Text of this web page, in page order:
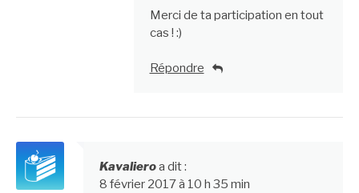
Merci de ta participation en tout
cas ! :)
Répondre
Kavalieroa dit :
8 février 2017 à 10 h 35 min